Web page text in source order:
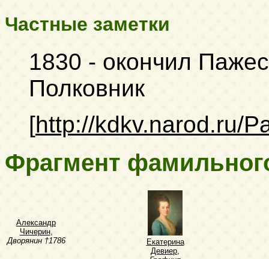
Частные заметки
1830 - окончил
Полковник
[http://kdkv.narod.ru/
Фрагмент
Александр
Чичерин,
Дворянин †1786
Екатерина
Девиер,